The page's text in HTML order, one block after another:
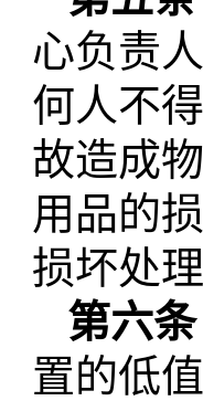
心负责
何人不
故造成
用品的
损坏处
第六条
置的低